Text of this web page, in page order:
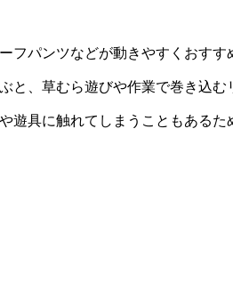
フパンツなどが動きやすくおすす
と、草むら遊びや作業で巻き込む
遊具に触れてしまうこともあるた